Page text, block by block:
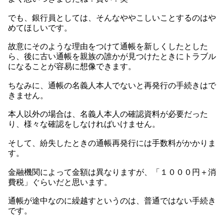
でも、銀行員としては、そんなややこしいことするのはや
めてほしいです。
故意にそのような理由をつけて通帳を新しくしたとした
ら、後に古い通帳を親族の誰かが見つけたときにトラブル
になることが容易に想像できます。
ちなみに、通帳の名義人本人でないと再発行の手続きはで
きません。
本人以外の場合は、名義人本人の確認資料が必要だった
り、様々な確認をしなければいけません。
そして、紛失したときの通帳再発行には手数料がかかりま
す。
金融機関によって金額は異なりますが、「１０００円＋消
費税」ぐらいだと思います。
通帳が途中なのに繰越すというのは、普通ではない手続き
です。